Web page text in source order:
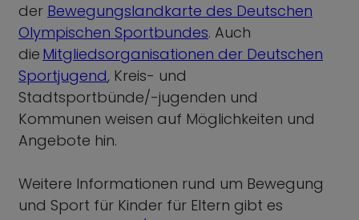
der Bewegungslandkarte des Deutschen
Olympischen Sportbundes. Auch
die Mitgliedsorganisationen der Deutschen
Sportjugend, Kreis- und
Stadtsportbünde/-jugenden und
Kommunen weisen auf Möglichkeiten und
Angebote hin.
Weitere Informationen rund um Bewegung
und Sport für Kinder für Eltern gibt es